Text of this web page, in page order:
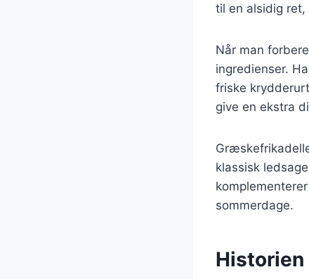
til en alsidig ret,
Når man
ingredienser.
friske
give en ekstra
klassisk
sommerdage.